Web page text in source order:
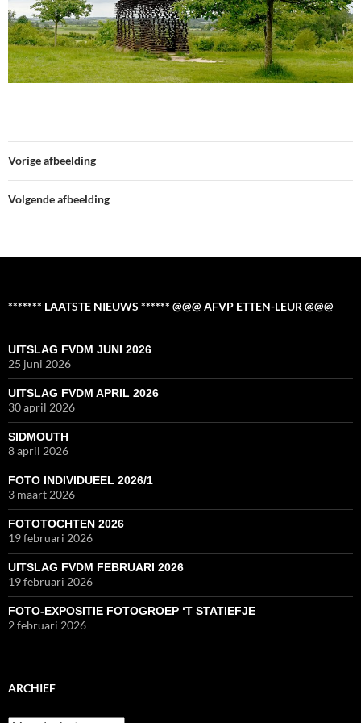
Vorige afbeelding
Volgende afbeelding
******* LAATSTE NIEUWS ****** @@@ AFVP ETTEN-LEUR @@@
UITSLAG FVDM JUNI 2026
25 juni 2026
UITSLAG FVDM APRIL 2026
30 april 2026
SIDMOUTH
8 april 2026
FOTO INDIVIDUEEL 2026/1
3 maart 2026
FOTOTOCHTEN 2026
19 februari 2026
UITSLAG FVDM FEBRUARI 2026
19 februari 2026
FOTO-EXPOSITIE FOTOGROEP ‘T STATIEFJE
2 februari 2026
ARCHIEF